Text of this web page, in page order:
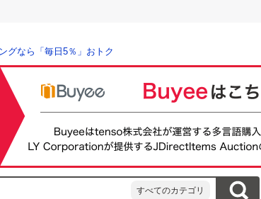
グなら「毎日5％」おトク
すべてのカテゴリ